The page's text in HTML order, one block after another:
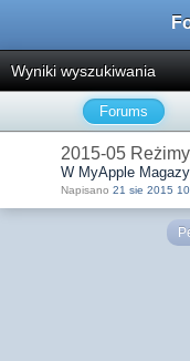
Wyniki wyszukiwania
Forums
2015-05
W MyApple
Napisano 21 sie 2015